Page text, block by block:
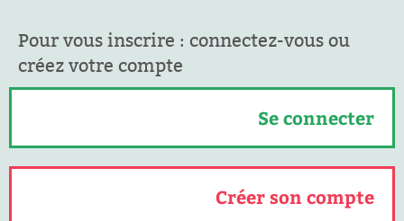
Pour vous inscrire : connectez-vous ou
créez votre compte
Se connecter
Créer son compte